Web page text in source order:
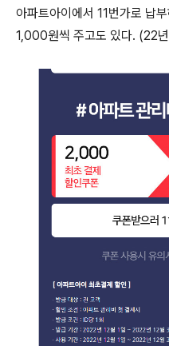
아파트아이에서 11번가로 납
1,000원씩 주고도 있다. (22